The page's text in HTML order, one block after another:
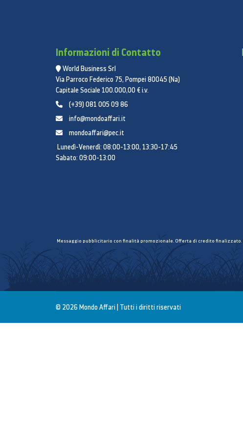
Informazioni di Contatto
World Business Srl
Via Parroco Federico 75, Pompei 80045 (Na)
Capitale Sociale 100.000,00 € i.v.
(+39) 081 005 09 86
info@mondoaffari.it
mondoaffari@pec.it
Lunedì-Venerdì: 08:00-13:00, 13:30-17:45
Sabato: 09:00-13:00
Messaggio pubblicitario con finalità promozionale. Offerta di credito finalizzato.
© 2026 Mondo Affari | Tutti i diritti riservati